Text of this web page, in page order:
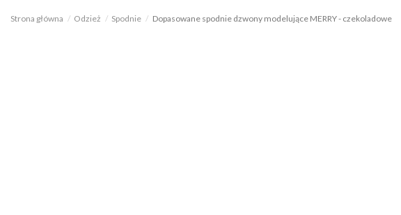
Strona główna Odzież Spodnie Dopasowane spodnie dzwony modelujące MERRY - czekoladowe